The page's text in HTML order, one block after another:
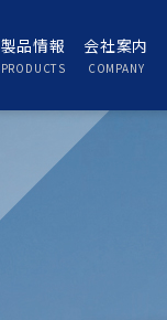
製品情報
PRODUCTS
会社案内
COMPANY